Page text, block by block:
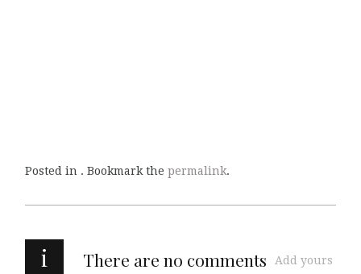
Posted in . Bookmark the permalink.
i There are no comments Add yours